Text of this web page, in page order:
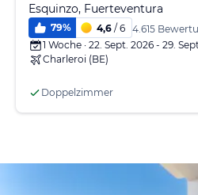
Esquinzo, Fuerteventura
79% 4,6 / 6 4.615
1 Woche · 22. Sept. 2026 - 29.
Charleroi (BE)
Doppelzimmer